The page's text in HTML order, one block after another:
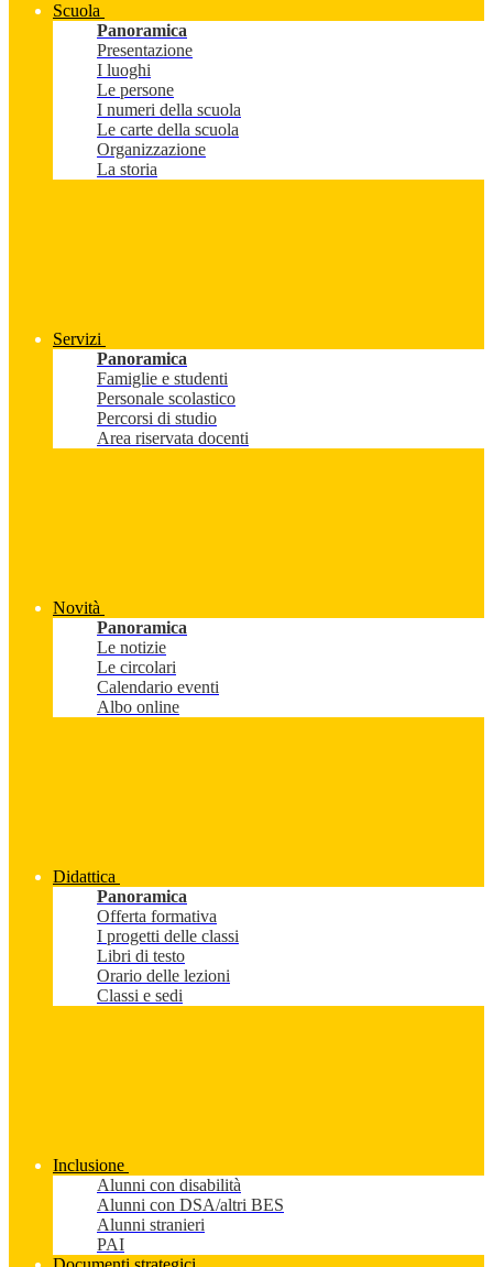
Scuola
Panoramica
Presentazione
I luoghi
Le persone
I numeri della scuola
Le carte della scuola
Organizzazione
La storia
Servizi
Panoramica
Famiglie e studenti
Personale scolastico
Percorsi di studio
Area riservata docenti
Novità
Panoramica
Le notizie
Le circolari
Calendario eventi
Albo online
Didattica
Panoramica
Offerta formativa
I progetti delle classi
Libri di testo
Orario delle lezioni
Classi e sedi
Inclusione
Alunni con disabilità
Alunni con DSA/altri BES
Alunni stranieri
PAI